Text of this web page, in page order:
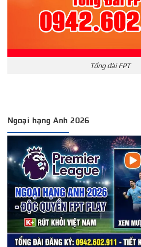
Tổng đài FPT
Ngoại hạng Anh 2026